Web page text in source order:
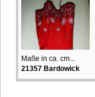
Maße in ca. cm...
21357 Bardowick